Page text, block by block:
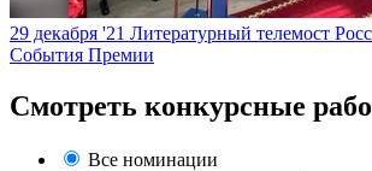
29 декабря '21 Литературный телемост
События Премии
Смотреть конкурсные
Все номинации